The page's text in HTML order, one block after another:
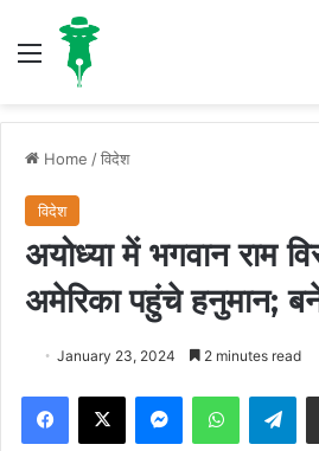
Menu
Home /विदेश
विदेश
अयोध्या में भगवान राम
अमेरिका पहुंचे हनुमान;
January 23, 2024 2 minutes read
Telegram